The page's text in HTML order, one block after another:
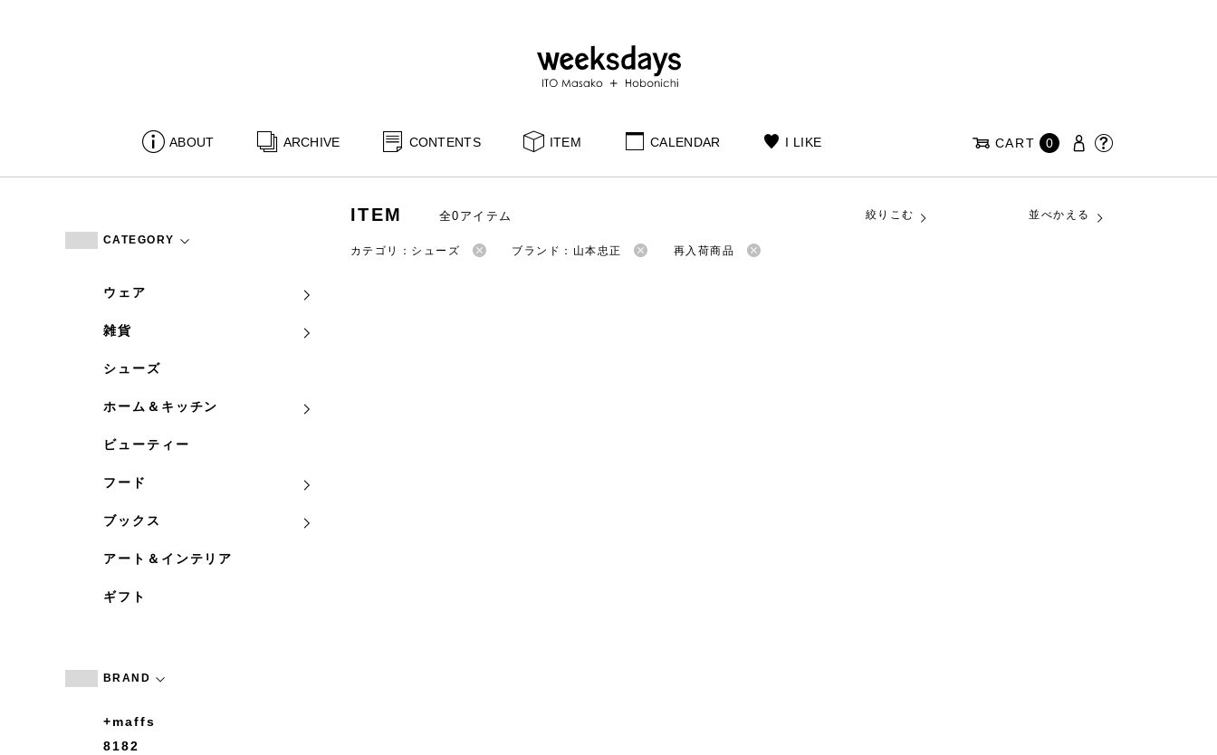
ABOUT ARCHIVE CONTENTS ITEM CALENDAR I LIKE CART 0
CATEGORY
ウェア
雑貨
シューズ
ホーム＆キッチン
ビューティー
フード
ブックス
アート＆インテリア
ギフト
BRAND
+maffs
8182
ITEM 全0アイテム 絞りこむ 並べかえる
カテゴリ：シューズ ブランド：山本忠正 再入荷商品